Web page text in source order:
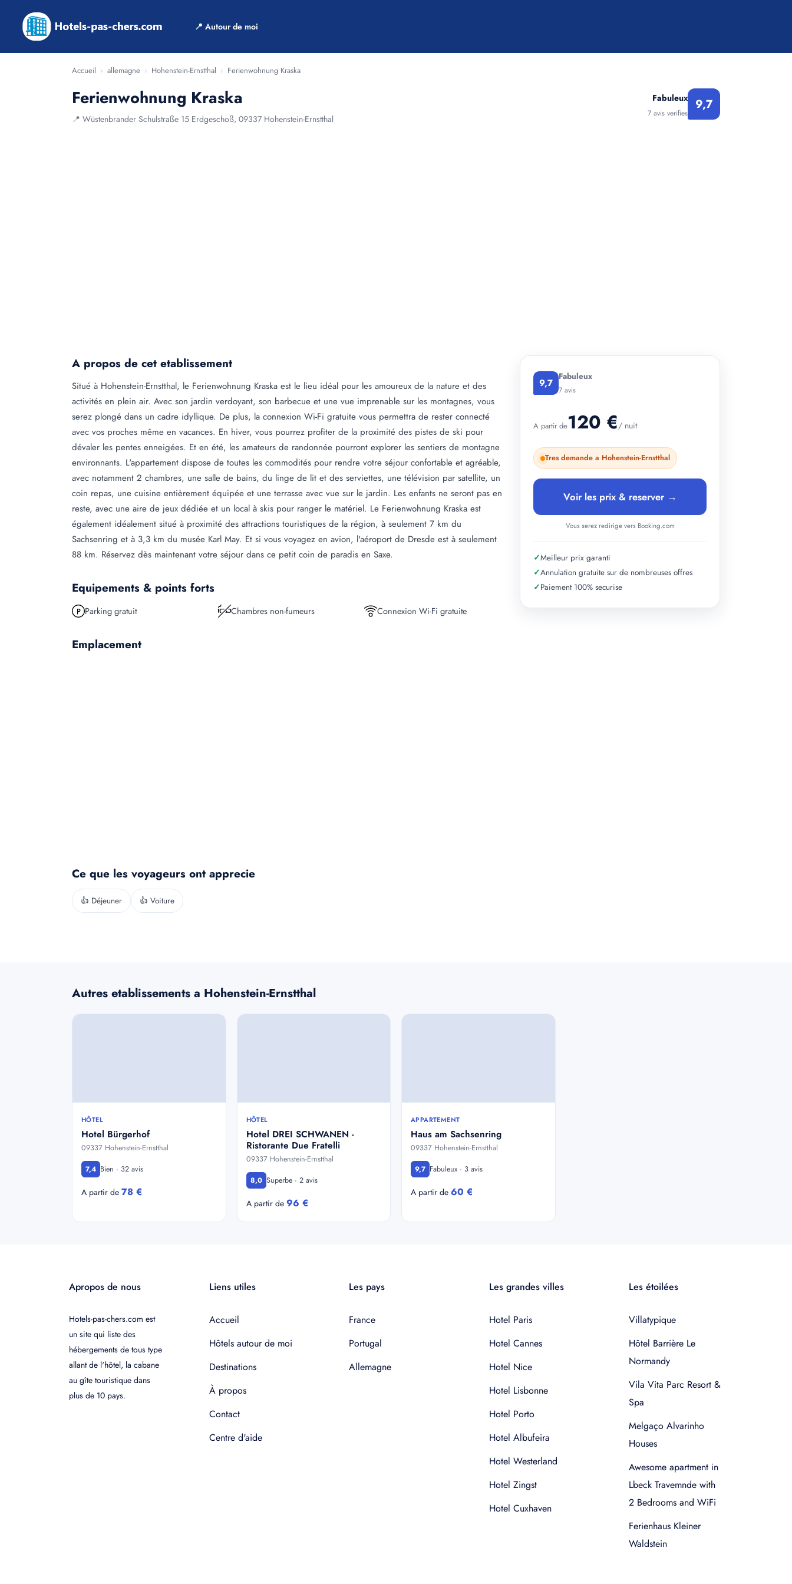
📍 Autour de moi
Accueil › allemagne › Hohenstein-Ernstthal › Ferienwohnung Kraska
Ferienwohnung Kraska
📍 Wüstenbrander Schulstraße 15 Erdgeschoß, 09337 Hohenstein-Ernstthal
Fabuleux
7 avis verifies
9,7
A propos de cet etablissement
Situé à Hohenstein-Ernstthal, le Ferienwohnung Kraska est le lieu idéal pour les amoureux de la nature et des
activités en plein air. Avec son jardin verdoyant, son barbecue et une vue imprenable sur les montagnes, vous
serez plongé dans un cadre idyllique. De plus, la connexion Wi-Fi gratuite vous permettra de rester connecté
avec vos proches même en vacances. En hiver, vous pourrez profiter de la proximité des pistes de ski pour
dévaler les pentes enneigées. Et en été, les amateurs de randonnée pourront explorer les sentiers de montagne
environnants. L'appartement dispose de toutes les commodités pour rendre votre séjour confortable et agréable,
avec notamment 2 chambres, une salle de bains, du linge de lit et des serviettes, une télévision par satellite, un
coin repas, une cuisine entièrement équipée et une terrasse avec vue sur le jardin. Les enfants ne seront pas en
reste, avec une aire de jeux dédiée et un local à skis pour ranger le matériel. Le Ferienwohnung Kraska est
également idéalement situé à proximité des attractions touristiques de la région, à seulement 7 km du
Sachsenring et à 3,3 km du musée Karl May. Et si vous voyagez en avion, l'aéroport de Dresde est à seulement
88 km. Réservez dès maintenant votre séjour dans ce petit coin de paradis en Saxe.
Equipements & points forts
Parking gratuit Chambres non-fumeurs Connexion Wi-Fi gratuite
Emplacement
Ce que les voyageurs ont apprecie
👍 Déjeuner 👍 Voiture
9,7 Fabuleux
7 avis
A partir de120 €/ nuit
Tres demande a Hohenstein-Ernstthal
Voir les prix & reserver →
Vous serez redirige vers Booking.com
✓Meilleur prix garanti
✓Annulation gratuite sur de nombreuses offres
✓Paiement 100% securise
Autres etablissements a Hohenstein-Ernstthal
HÔTEL
Hotel Bürgerhof
09337 Hohenstein-Ernstthal
7,4 Bien · 32 avis
A partir de 78 €
HÔTEL
Hotel DREI SCHWANEN -
Ristorante Due Fratelli
09337 Hohenstein-Ernstthal
8,0 Superbe · 2 avis
A partir de 96 €
APPARTEMENT
Haus am Sachsenring
09337 Hohenstein-Ernstthal
9,7 Fabuleux · 3 avis
A partir de 60 €
Apropos de nous
Hotels-pas-chers.com est
un site qui liste des
hébergements de tous type
allant de l'hôtel, la cabane
au gîte touristique dans
plus de 10 pays.
Liens utiles
Accueil
Hôtels autour de moi
Destinations
À propos
Contact
Centre d'aide
Les pays
France
Portugal
Allemagne
Les grandes villes
Hotel Paris
Hotel Cannes
Hotel Nice
Hotel Lisbonne
Hotel Porto
Hotel Albufeira
Hotel Westerland
Hotel Zingst
Hotel Cuxhaven
Les étoilées
Villatypique
Hôtel Barrière Le
Normandy
Vila Vita Parc Resort &
Spa
Melgaço Alvarinho
Houses
Awesome apartment in
Lbeck Travemnde with
2 Bedrooms and WiFi
Ferienhaus Kleiner
Waldstein